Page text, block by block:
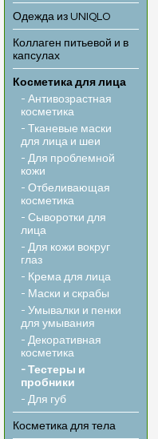
Одежда из UNIQLO
Коллаген питьевой и в
капсулах
Косметика для лица
- Антивозрастная
косметика
- Тканевые маски
для лица и шеи
- Для проблемной
кожи
- Отбеливающая
косметика
- Сыворотки для
лица
- Для кожи вокруг
глаз
- Крема для лица
- Маски и скрабы
- Умывалки и пенки
для умывания
- Декоративная
косметика
- Тестеры и
пробники
- Для губ
Косметика для тела